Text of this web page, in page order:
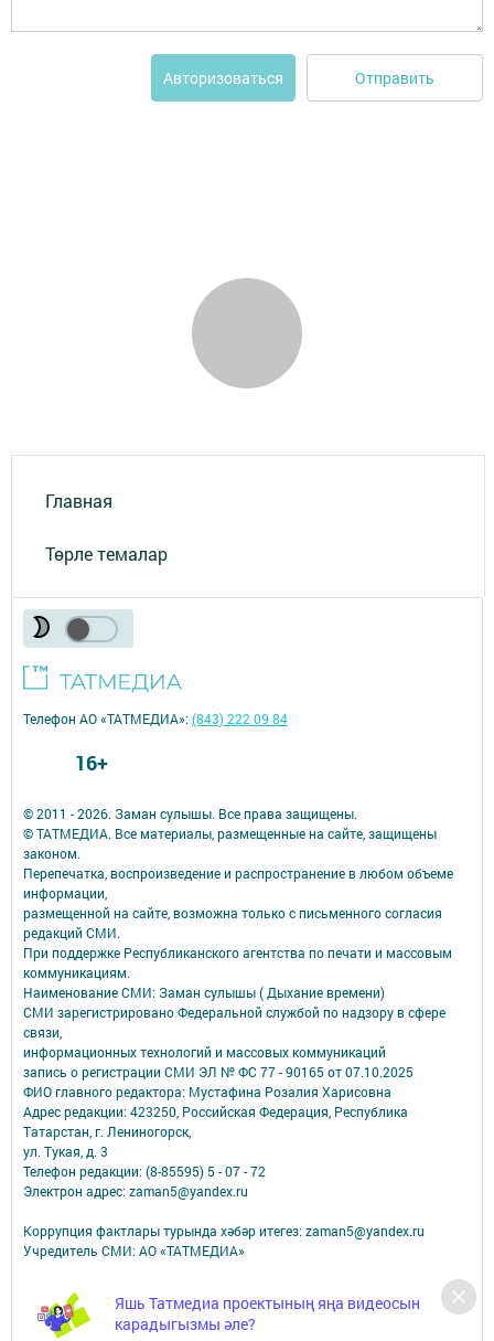
Авторизоваться Отправить
Главная
Төрле темалар
Яшь Татмедиа проектының яңа видеосын
карадыгызмы әле?
© 2011 - 2026. Заман сулышы. Все права защищены.
© ТАТМЕДИА. Все материалы, размещенные на сайте, защищены
законом.
Перепечатка, воспроизведение и распространение в любом объеме
информации,
размещенной на сайте, возможна только с письменного согласия
редакций СМИ.
При поддержке Республиканского агентства по печати и массовым
коммуникациям.
Наименование СМИ: Заман сулышы ( Дыхание времени)
СМИ зарегистрировано Федеральной службой по надзору в сфере
связи,
информационных технологий и массовых коммуникаций
запись о регистрации СМИ ЭЛ № ФС 77 - 90165 от 07.10.2025
ФИО главного редактора: Мустафина Розалия Харисовна
Адрес редакции: 423250, Российская Федерация, Республика
Татарстан, г. Лениногорск,
ул. Тукая, д. 3
Телефон редакции: (8-85595) 5 - 07 - 72
Электрон адрес: zaman5@yandex.ru
Коррупция фактлары турында хәбәр итегез: zaman5@yandex.ru
Учредитель СМИ: АО «ТАТМЕДИА»
Антикоррупционная политика
АО «ТАТМЕДИА» использует «cookie»для персонализации сервисов и
удобства пользователей сайтом.
Телефон АО «ТАТМЕДИА»:(843) 222 09 84
16+